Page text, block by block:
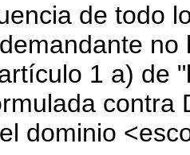
de todo
1 a) de
contra
dominio